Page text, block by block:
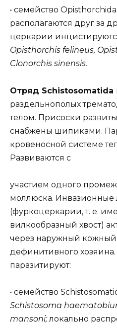
• семейство
располагаются друг за
церкарии
Opisthorchis felineus,
Clonorchis sinensis.
Отряд Schistosomatida
раздельнополых
телом. Присоски
снабжены шипиками.
кровеносной системе
Развиваются с
участием одного
моллюска.
(фуркоцеркарии, т. е.
вилкообразный хвост)
через наружный кожный
дефинитивного хозяина.
паразитируют:
• семейство
Schistosoma
mansoni;локально